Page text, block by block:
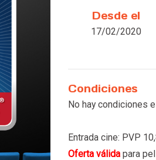
Desde el
17/02/2020
Condiciones
No hay condiciones
Entrada cine: PVP
Oferta válida para